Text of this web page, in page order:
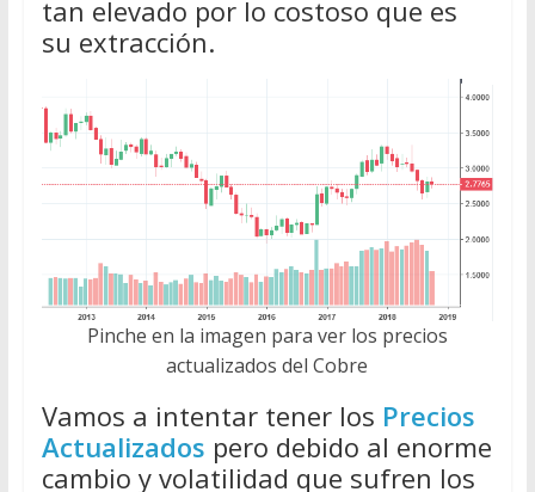
tan elevado por lo costoso que es
su extracción.
Pinche en la imagen para ver los precios
actualizados del Cobre
Vamos a intentar tener los Precios
Actualizados pero debido al enorme
cambio y volatilidad que sufren los